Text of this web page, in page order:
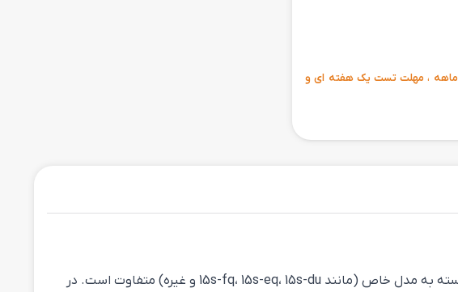
دارای گارانتی سخت افزاری 1 ماهه ، دارای گارانتی نرم افزاری 6 ماهه ، مهلت تست یک هفته ای و
لپ‌تاپ‌های HP Laptop 15s در مدل‌ها و پیکربندی‌های مختلفی عرضه می‌شوند، بنابراین مشخصات فنی آن‌ها بسته به مدل خاص (مانند 15s-fq، 15s-eq، 15s-du و غیره) متفاوت است. در